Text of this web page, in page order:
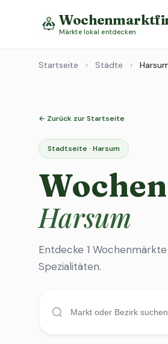
Märkte lokal entdecken
Startseite › Städte ›
← Zurück zur Startseite
Stadtseite · Harsum
Harsum
Entdecke 1
Spezialitäten.